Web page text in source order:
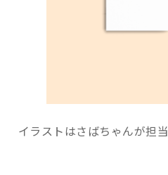
イラストはさばちゃんが担当